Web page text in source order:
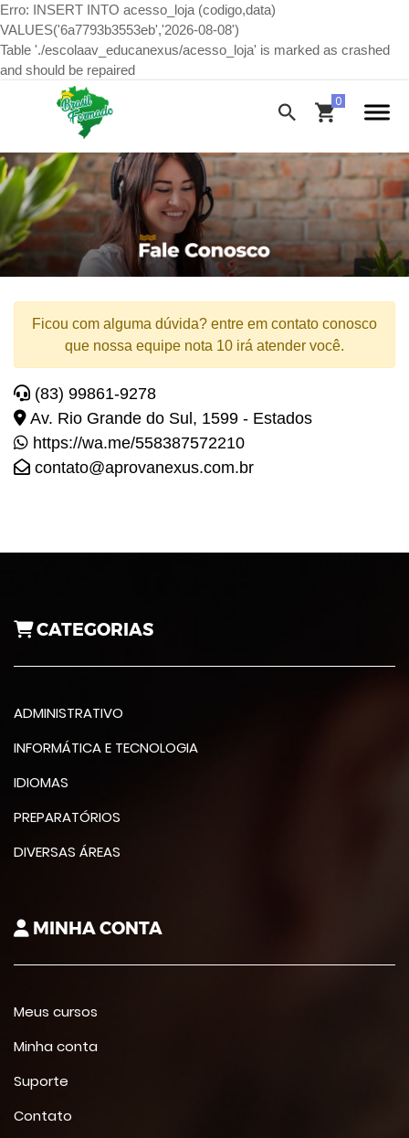
Erro: INSERT INTO acesso_loja (codigo,data)
VALUES('6a7793b3553eb','2026-08-08')
Table './escolaav_educanexus/acesso_loja' is marked as crashed
and should be repaired
Ficou com alguma dúvida? entre em contato conosco
que nossa equipe nota 10 irá atender você.
(83) 99861-9278
Av. Rio Grande do Sul, 1599 - Estados
https://wa.me/558387572210
contato@aprovanexus.com.br
CATEGORIAS
ADMINISTRATIVO
INFORMÁTICA E TECNOLOGIA
IDIOMAS
PREPARATÓRIOS
DIVERSAS ÁREAS
MINHA CONTA
Meus cursos
Minha conta
Suporte
Contato